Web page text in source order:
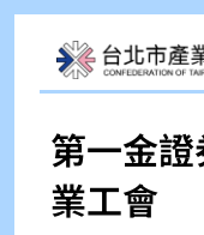
第一金
業工會